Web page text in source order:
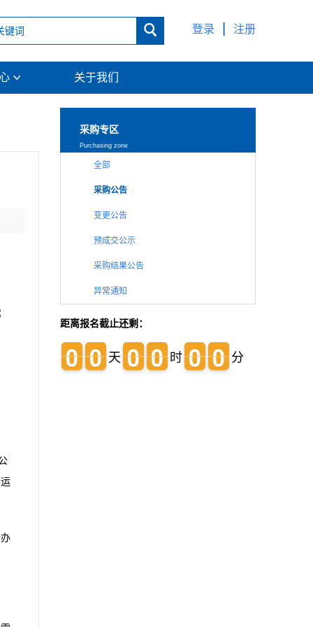
登录 注册

 关于我们
采购专区
Purchasing zone
全部
采购公告
变更公告
预成交公示
采购结果公告
异常通知
距离报名截止还剩：
0
0
0
0 0
0
0
0 天 0
0
0
0 0
0
0
0 时 0
0
0
0 0
0
0
0 分